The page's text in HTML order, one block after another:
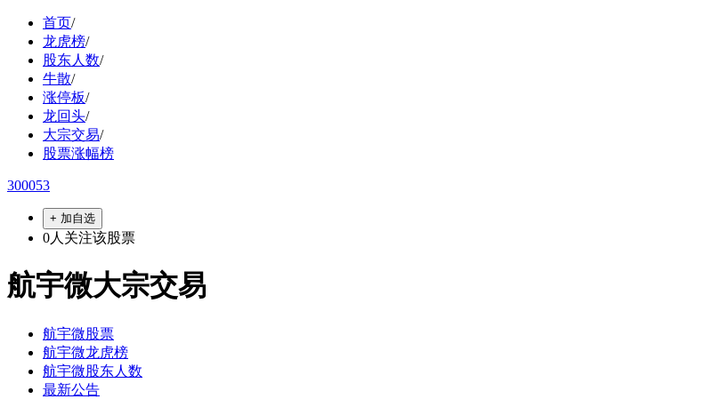
首页/
龙虎榜/
股东人数/
牛散/
涨停板/
龙回头/
大宗交易/
股票涨幅榜
300053
+ 加自选
0人关注该股票
航宇微大宗交易
航宇微股票
航宇微龙虎榜
航宇微股东人数
最新公告